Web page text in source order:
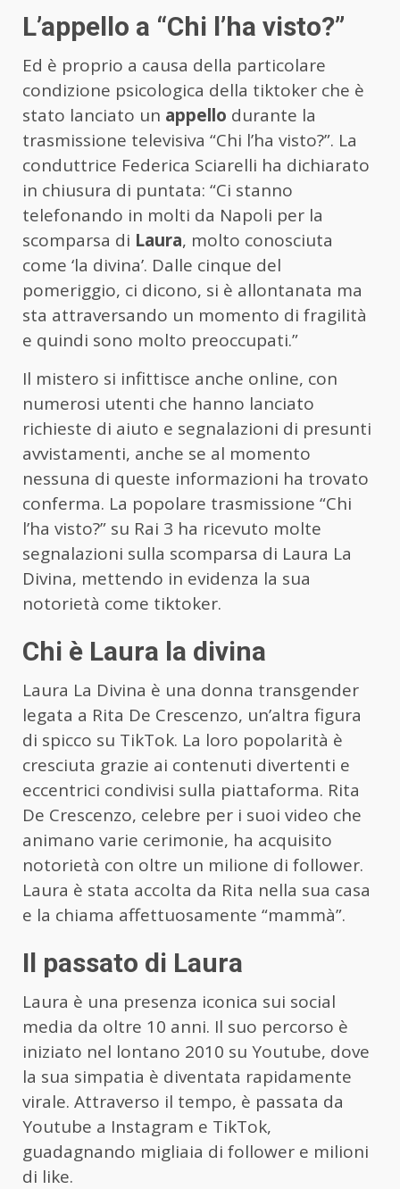
L’appello a “Chi l’ha visto?”
Ed è proprio a causa della particolare
condizione psicologica della tiktoker che è
stato lanciato un appello durante la
trasmissione televisiva “Chi l’ha visto?”. La
conduttrice Federica Sciarelli ha dichiarato
in chiusura di puntata: “Ci stanno
telefonando in molti da Napoli per la
scomparsa di Laura, molto conosciuta
come ‘la divina’. Dalle cinque del
pomeriggio, ci dicono, si è allontanata ma
sta attraversando un momento di fragilità
e quindi sono molto preoccupati.”
Il mistero si infittisce anche online, con
numerosi utenti che hanno lanciato
richieste di aiuto e segnalazioni di presunti
avvistamenti, anche se al momento
nessuna di queste informazioni ha trovato
conferma. La popolare trasmissione “Chi
l’ha visto?” su Rai 3 ha ricevuto molte
segnalazioni sulla scomparsa di Laura La
Divina, mettendo in evidenza la sua
notorietà come tiktoker.
Chi è Laura la divina
Laura La Divina è una donna transgender
legata a Rita De Crescenzo, un’altra figura
di spicco su TikTok. La loro popolarità è
cresciuta grazie ai contenuti divertenti e
eccentrici condivisi sulla piattaforma. Rita
De Crescenzo, celebre per i suoi video che
animano varie cerimonie, ha acquisito
notorietà con oltre un milione di follower.
Laura è stata accolta da Rita nella sua casa
e la chiama affettuosamente “mammà”.
Il passato di Laura
Laura è una presenza iconica sui social
media da oltre 10 anni. Il suo percorso è
iniziato nel lontano 2010 su Youtube, dove
la sua simpatia è diventata rapidamente
virale. Attraverso il tempo, è passata da
Youtube a Instagram e TikTok,
guadagnando migliaia di follower e milioni
di like.